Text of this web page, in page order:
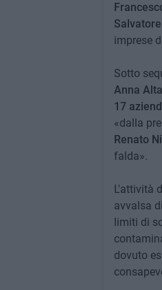
imprese
Sotto
Anna
17
«dalla
Renato
falda».
L'attività
avvalsa
limiti di
dovuto